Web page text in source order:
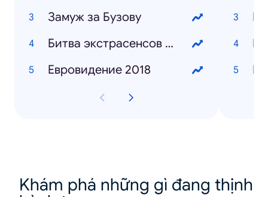
Замуж за Бузову
Битва экстрасенсов 19 сезон
Евровидение 2018
Khám phá những gì đang thịnh